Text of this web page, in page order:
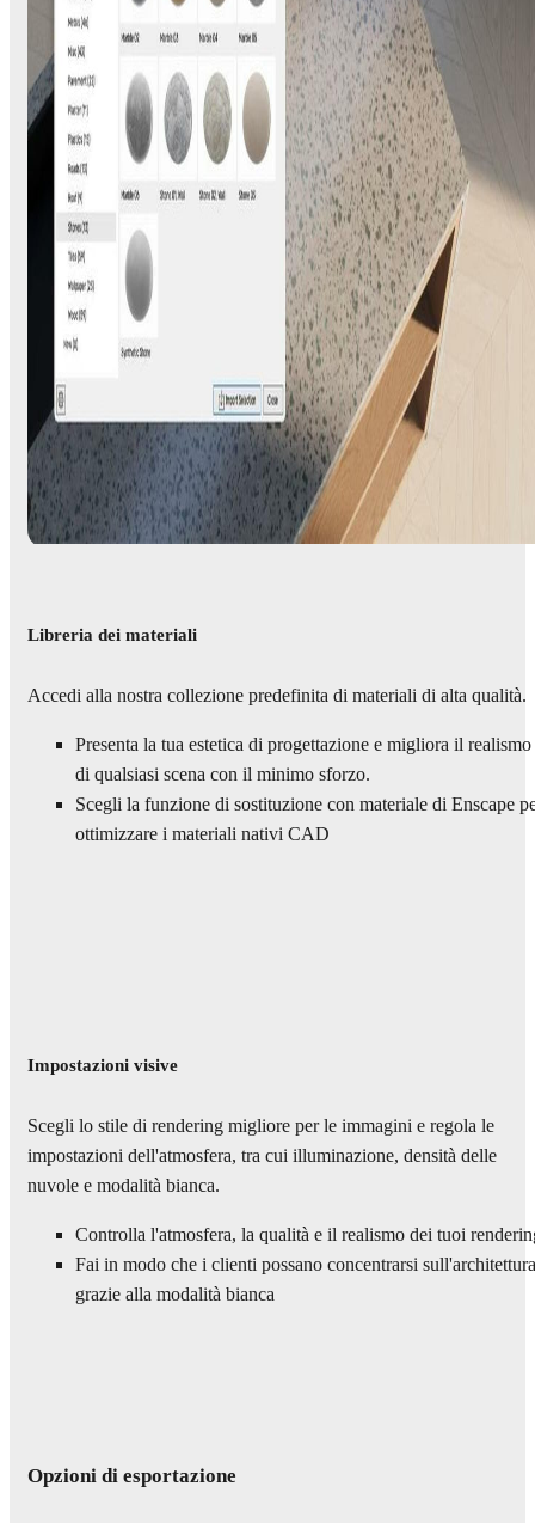
Libreria dei materiali
Accedi alla nostra collezione predefinita di materiali di alta qualità.
Presenta la tua estetica di progettazione e migliora il realismo
di qualsiasi scena con il minimo sforzo.
Scegli la funzione di sostituzione con materiale di Enscape
ottimizzare i materiali nativi CAD
Impostazioni visive
Scegli lo stile di rendering migliore per le immagini e regola le
impostazioni dell'atmosfera, tra cui illuminazione, densità delle
nuvole e modalità bianca.
Controlla l'atmosfera, la qualità e il realismo dei tuoi
Fai in modo che i clienti possano concentrarsi sull'architettura
grazie alla modalità bianca
Opzioni di esportazione